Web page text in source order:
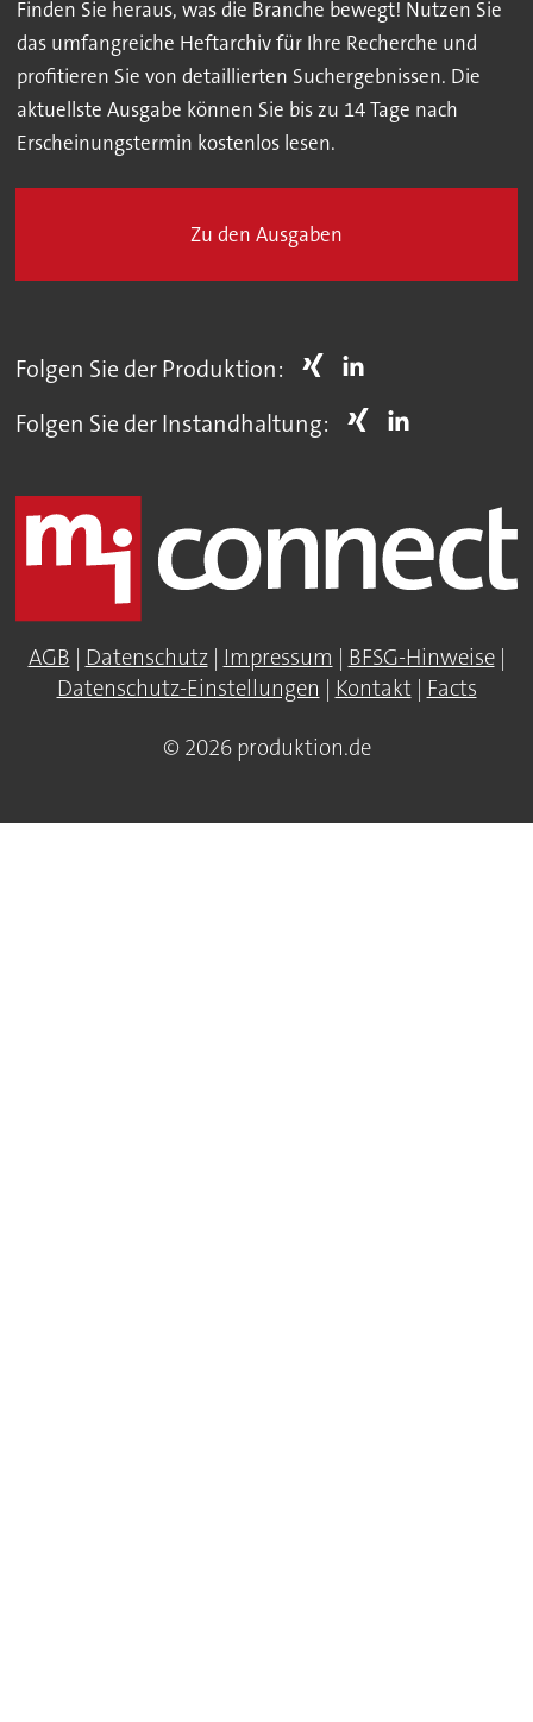
Finden Sie heraus, was die Branche bewegt! Nutzen Sie
das umfangreiche Heftarchiv für Ihre Recherche und
profitieren Sie von detaillierten Suchergebnissen. Die
aktuellste Ausgabe können Sie bis zu 14 Tage nach
Erscheinungstermin kostenlos lesen.
Zu den Ausgaben
Folgen Sie der Produktion:
Folgen Sie der Instandhaltung:
AGB Datenschutz| Impressum BFSG-Hinweise|
Datenschutz-Einstellungen
Kontakt| Facts
© 2026 produktion.de